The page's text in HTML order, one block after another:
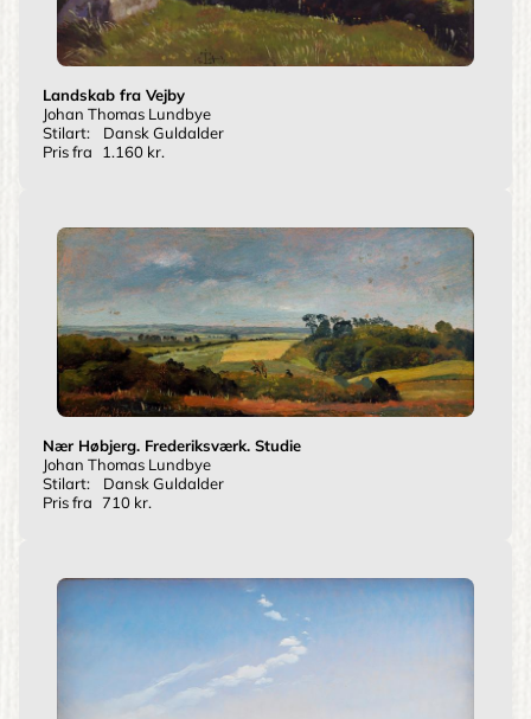
Landskab fra Vejby
Johan Thomas Lundbye
Stilart:
Dansk Guldalder
Pris fra
1.160 kr.
Nær Høbjerg. Frederiksværk. Studie
Johan Thomas Lundbye
Stilart:
Dansk Guldalder
Pris fra 710 kr.